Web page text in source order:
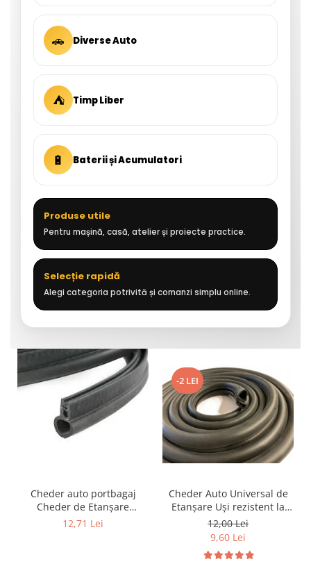
🚗 Diverse Auto
⛺ Timp Liber
🔋 Baterii și Acumulatori
Produse utile
Pentru mașină, casă, atelier și proiecte practice.
Selecție rapidă
Alegi categoria potrivită și comanzi simplu online.
Cheder auto portbagaj
Cheder de Etanșare
Profesional din Cauciuc -
12,71 Lei
-2 LEI
Cheder Auto Universal de
Etanșare Uși rezistent la
intemperii, raze UV,
îmbătrânire și temperaturi
12,00 Lei
9,60 Lei